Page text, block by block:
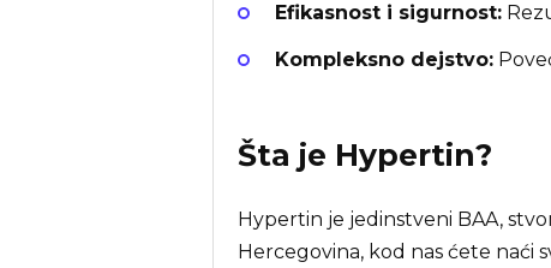
Efikasnost i sigurnost:
Kompleksno dejstvo:
Šta je Hypertin?
Hypertin je jedinstveni BAA,
Hercegovina, kod nas ćete naći